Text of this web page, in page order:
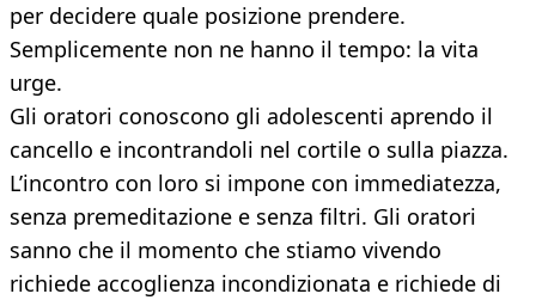
per decidere quale posizione prendere.
Semplicemente non ne hanno il tempo: la vita
urge.
Gli oratori conoscono gli adolescenti aprendo il
cancello e incontrandoli nel cortile o sulla piazza.
L’incontro con loro si impone con immediatezza,
senza premeditazione e senza filtri. Gli oratori
sanno che il momento che stiamo vivendo
richiede accoglienza incondizionata e richiede di